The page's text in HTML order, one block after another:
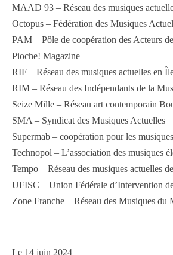
MAAD 93 – Réseau des musiques
Octopus – Fédération des Musiques
PAM – Pôle de coopération des Acteurs
Pioche! Magazine
RIF – Réseau des musiques actuelles en
RIM – Réseau des Indépendants de la
Seize Mille – Réseau art contemporain
SMA – Syndicat des Musiques Actuelles
Supermab – coopération pour les
Technopol – L’association des musiques
Tempo – Réseau des musiques actuelles
UFISC – Union Fédérale d’Intervention
Zone Franche – Réseau des Musiques du
Le 14 juin 2024